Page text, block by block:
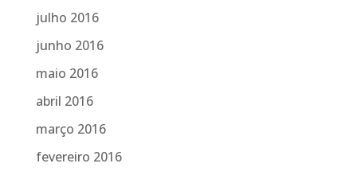
julho 2016
junho 2016
maio 2016
abril 2016
março 2016
fevereiro 2016